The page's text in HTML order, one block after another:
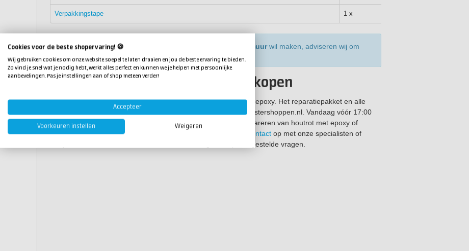
Verpakkingstape 1 x
Tip:als je met de materialen uit dit pakket een epoxy plamuurwil maken, adviseren wij om
Epoxy houtrot reparatiepakket kopen
Met het complete reparatiepakket kun je houtrot repareren met epoxy. Het reparatiepakket en alle
andere producten vanepoxy
koop je eenvoudig online bij Polyestershoppen.nl. Vandaag vóór 17:00
uur besteld, is morgen al in huis. Heb je een vraag over het repareren van houtrot met epoxy of
kunnen we je ergens anders mee van dienst zijn? Neem dan
contact op met onze specialisten of
waar we antwoord geven op veelgestelde vragen.
Cookies voor de beste shopervaring! 🍪
Wij gebruiken cookies om onze website soepel te laten draaien en jou de beste ervaring te bieden.
Zo vind je snel wat je nodig hebt, werkt alles perfect en kunnen we je helpen met persoonlijke
aanbevelingen. Pas je instellingen aan of shop meteen verder!
Accepteer
Voorkeuren instellen Weigeren